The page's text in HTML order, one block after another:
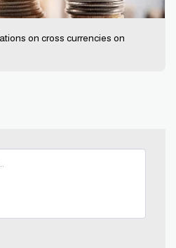
on cross currencies on